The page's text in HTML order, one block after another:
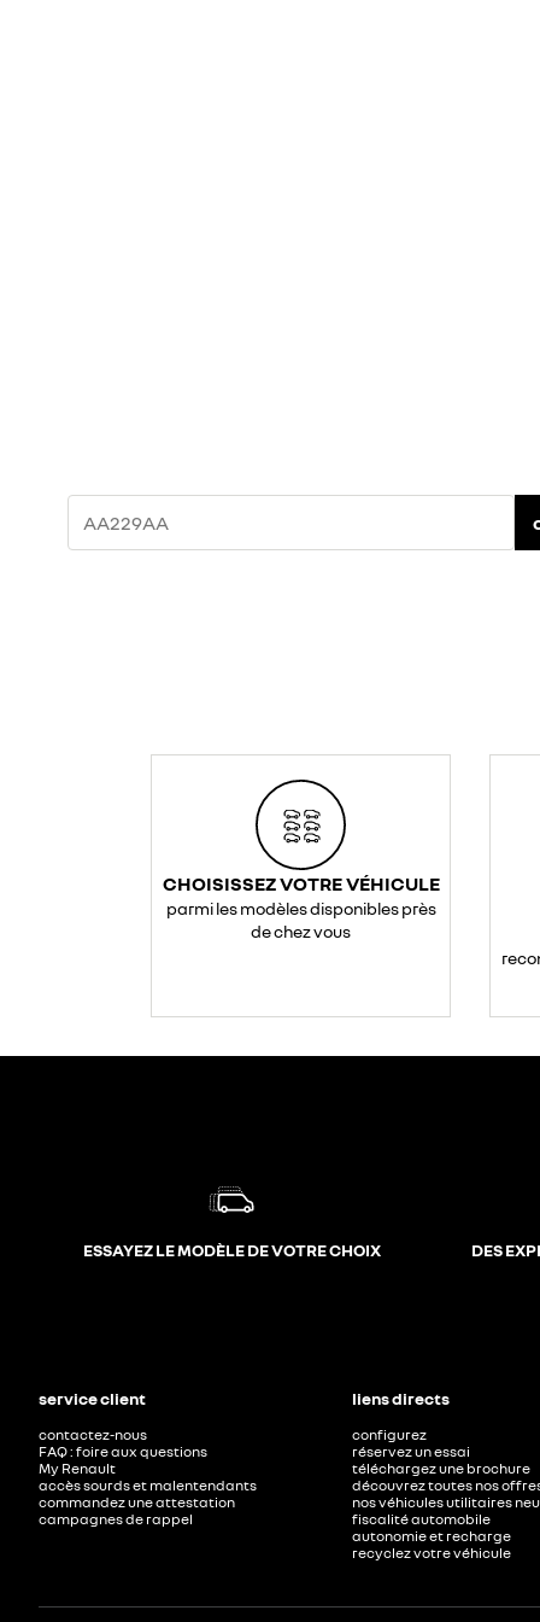
CHOISISSEZ VOTRE VÉHICULE
parmi les modèles disponibles près
de chez vous
ESSAYEZ LE MODÈLE DE VOTRE CHOIX DES
service client
contactez-nous
FAQ : foire aux questions
My Renault
accès sourds et malentendants
commandez une attestation
campagnes de rappel
liens directs
configurez
réservez un essai
téléchargez une brochure
découvrez toutes nos
nos véhicules utilitaires
fiscalité automobile
autonomie et recharge
recyclez votre véhicule